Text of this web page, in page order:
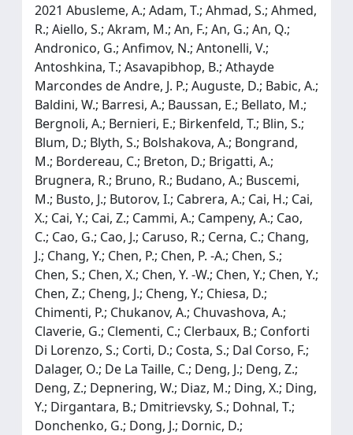
2021 Abusleme, A.; Adam, T.; Ahmad, S.; Ahmed,
R.; Aiello, S.; Akram, M.; An, F.; An, G.; An, Q.;
Andronico, G.; Anfimov, N.; Antonelli, V.;
Antoshkina, T.; Asavapibhop, B.; Athayde
Marcondes de Andre, J. P.; Auguste, D.; Babic, A.;
Baldini, W.; Barresi, A.; Baussan, E.; Bellato, M.;
Bergnoli, A.; Bernieri, E.; Birkenfeld, T.; Blin, S.;
Blum, D.; Blyth, S.; Bolshakova, A.; Bongrand,
M.; Bordereau, C.; Breton, D.; Brigatti, A.;
Brugnera, R.; Bruno, R.; Budano, A.; Buscemi,
M.; Busto, J.; Butorov, I.; Cabrera, A.; Cai, H.; Cai,
X.; Cai, Y.; Cai, Z.; Cammi, A.; Campeny, A.; Cao,
C.; Cao, G.; Cao, J.; Caruso, R.; Cerna, C.; Chang,
J.; Chang, Y.; Chen, P.; Chen, P. -A.; Chen, S.;
Chen, S.; Chen, X.; Chen, Y. -W.; Chen, Y.; Chen, Y.;
Chen, Z.; Cheng, J.; Cheng, Y.; Chiesa, D.;
Chimenti, P.; Chukanov, A.; Chuvashova, A.;
Claverie, G.; Clementi, C.; Clerbaux, B.; Conforti
Di Lorenzo, S.; Corti, D.; Costa, S.; Dal Corso, F.;
Dalager, O.; De La Taille, C.; Deng, J.; Deng, Z.;
Deng, Z.; Depnering, W.; Diaz, M.; Ding, X.; Ding,
Y.; Dirgantara, B.; Dmitrievsky, S.; Dohnal, T.;
Donchenko, G.; Dong, J.; Dornic, D.;